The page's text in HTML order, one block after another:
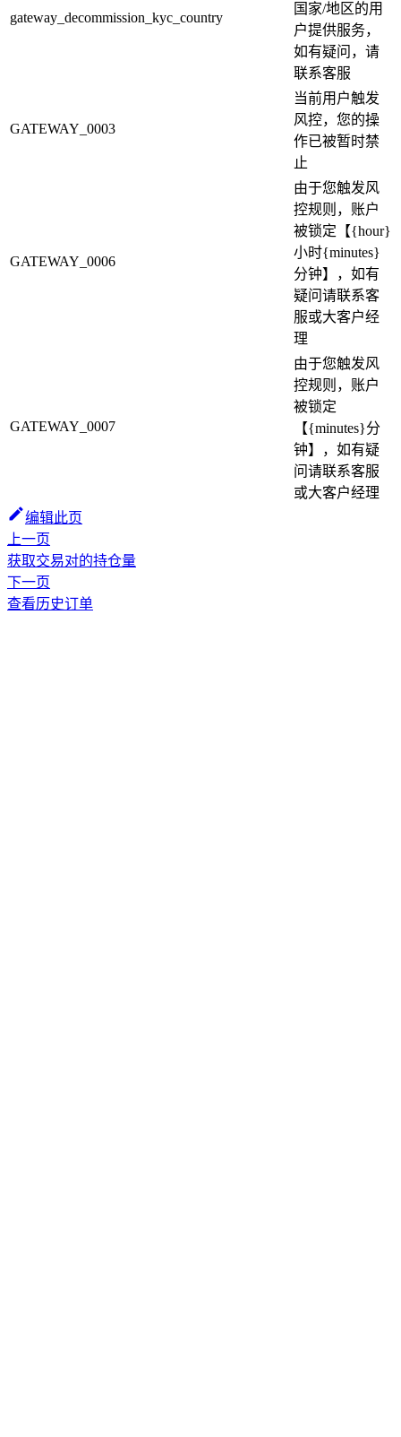
gateway_decommission_kyc_country
国家/地区的用
户提供服务，
如有疑问，请
联系客服
GATEWAY_0003
当前用户触发
风控，您的操
作已被暂时禁
止
GATEWAY_0006
由于您触发风
控规则，账户
被锁定【{hour}
小时{minutes}
分钟】，如有
疑问请联系客
服或大客户经
理
GATEWAY_0007
由于您触发风
控规则，账户
被锁定
【{minutes}分
钟】，如有疑
问请联系客服
或大客户经理
编辑此页
上一页
获取交易对的持仓量
下一页
查看历史订单